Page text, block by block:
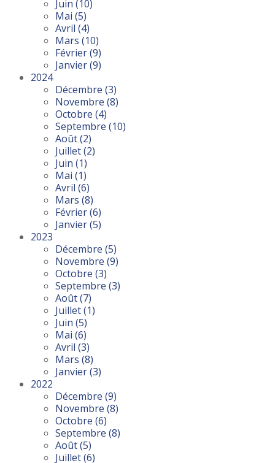
Juin (10)
Mai (5)
Avril (4)
Mars (10)
Février(9)
Janvier(9)
2024
Décembre (3)
Novembre (8)
Octobre (4)
Septembre (10)
Août(2)
Juillet(2)
Juin (1)
Mai (1)
Avril (6)
Mars (8)
Février(6)
Janvier(5)
2023
Décembre (5)
Novembre (9)
Octobre (3)
Septembre (3)
Août(7)
Juillet(1)
Juin (5)
Mai (6)
Avril (3)
Mars (8)
Janvier(3)
2022
Décembre (9)
Novembre (8)
Octobre (6)
Septembre (8)
Août(5)
Juillet(6)